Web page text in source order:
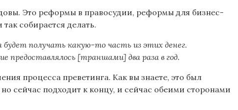
Это реформы в правосудии, реформы для бизнес-
собирается делать.
получать какую-то часть из этих денег.
предоставлялось [траншами] два раза в год.
процесса преветинга. Как вы знаете, это был
сейчас подходит к концу, и сейчас обеими сторонами